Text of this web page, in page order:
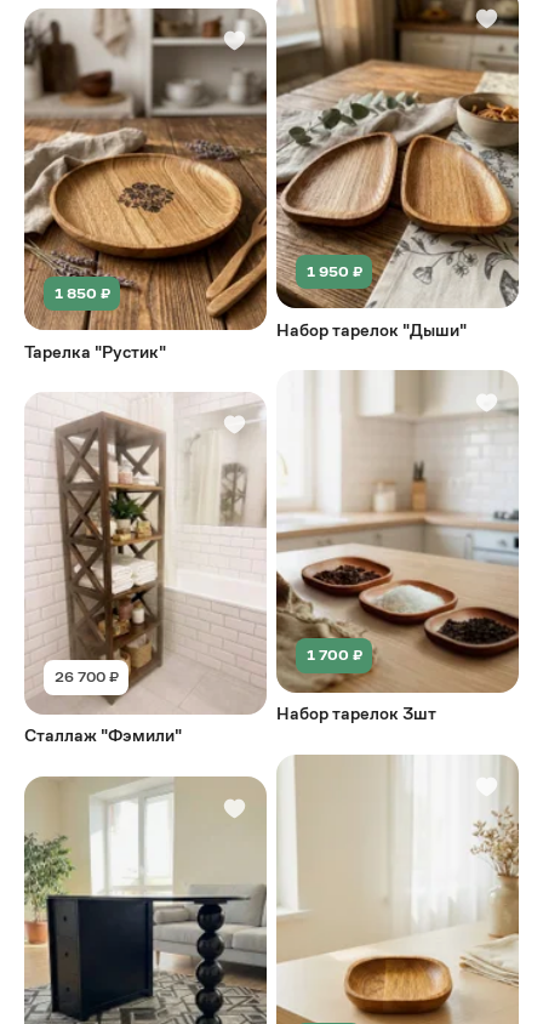
1 850 ₽
Тарелка "Рустик"
26 700 ₽
Сталлаж "Фэмили"
1 950 ₽
Набор тарелок "Дыши"
1 700 ₽
Набор тарелок 3шт